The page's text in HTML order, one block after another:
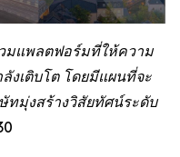
วมแพลตฟอร์มที่ให้ความ
งเติบโต โดยมีแผนที่จะ
ทมุ่งสร้างวิสัยทัศน์ระดับ